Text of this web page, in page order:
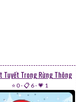
Tuyết Trong Rừng Thông
⭐ 0-📋 6-💗 1